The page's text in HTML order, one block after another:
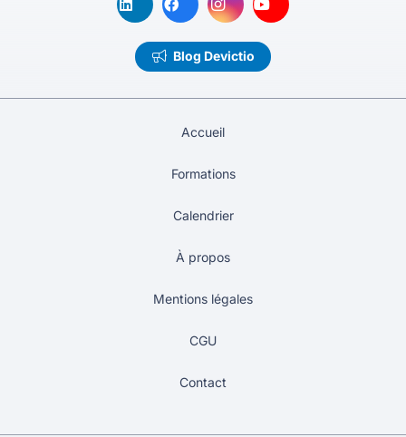
Blog Devictio
Accueil
Formations
Calendrier
À propos
Mentions légales
CGU
Contact